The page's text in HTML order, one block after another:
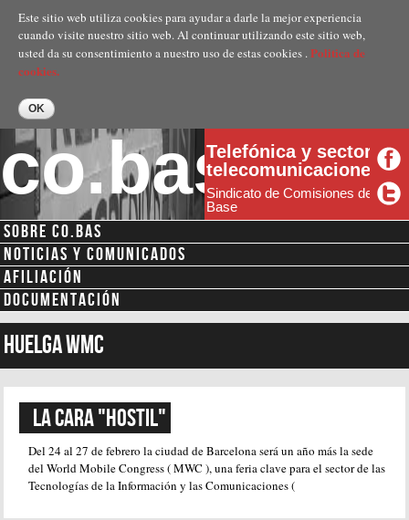
contenido
principal
Este sitio web utiliza cookies para ayudar a darle la mejor experiencia
cuando visite nuestro sitio web. Al continuar utilizando este sitio web,
usted da su consentimiento a nuestro uso de estas cookies .Politica de
cookies.
co.basTelefónica y sector
telecomunicaciones
Sindicato de Comisiones de
Base
Menú secundario
SOBRE CO.BAS
NOTICIAS Y COMUNICADOS
AFILIACIÓN
DOCUMENTACIÓN
huelga WMC
La cara "HOSTIL"
Del 24 al 27 de febrero la ciudad de Barcelona será un año más la sede
del World Mobile Congress ( MWC ), una feria clave para el sector de las
Tecnologías de la Información y las Comunicaciones (